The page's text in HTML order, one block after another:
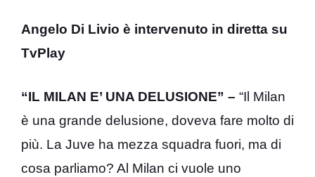
Angelo Di Livio è intervenuto in diretta su
TvPlay
“IL MILAN E’ UNA DELUSIONE” – “Il Milan
è una grande delusione, doveva fare molto di
più. La Juve ha mezza squadra fuori, ma di
cosa parliamo? Al Milan ci vuole uno